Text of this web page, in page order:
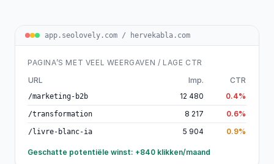
app.seolovely.com / hervekabla.com
PAGINA’S MET VEEL WEERGAVEN / LAGE CTR
URL
Imp. CTR
/marketing-b2b 12 480 0.4%
/transformation 8 217 0.6%
/livre-blanc-ia 5 904 0.9%
Geschatte potentiële winst: +840 klikken/maand